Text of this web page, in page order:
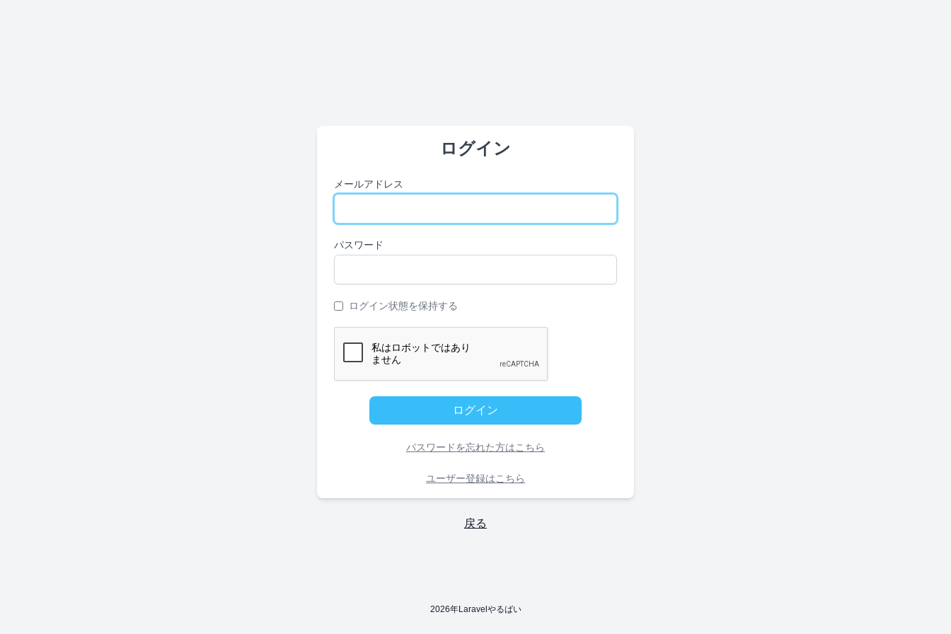
ログイン
メールアドレス
パスワード
ログイン状態を保持する
ログイン
パスワードを忘れた方はこちら
ユーザー登録はこちら
戻る
2026年Laravelやるばい